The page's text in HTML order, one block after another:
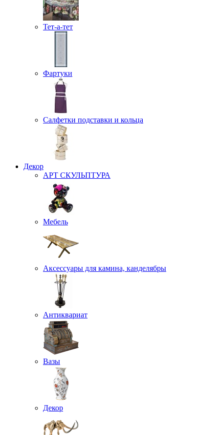
Тет-а-тет
Фартуки
Салфетки подставки и кольца
Декор
АРТ СКУЛЬПТУРА
Мебель
Аксессуары для камина, канделябры
Антиквариат
Вазы
Декор